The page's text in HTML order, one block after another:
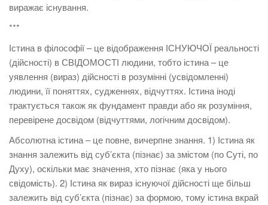
виражає існування.
***
Істина в філософії – це відображення ІСНУЮЧОЇ реальності
(дійсності) в СВІДОМОСТІ людини, тобто істина – це
уявлення (вираз) дійсності в розумінні (усвідомленні)
людини, її поняттях, судженнях, відчуттях. Істина іноді
трактується також як фундамент правди або як розуміння,
перевірене досвідом (відчуттями, логічним досвідом).
Абсолютна істина – це повне, вичерпне знання. 1) Істина як
знання залежить від суб’єкта (пізнає) за змістом (по Суті, по
Духу), оскільки має значення, хто пізнає (яка у нього
свідомість). 2) Істина як вираз існуючої дійсності ще більш
залежить від суб’єкта (пізнає) за формою, тому істина вкрай